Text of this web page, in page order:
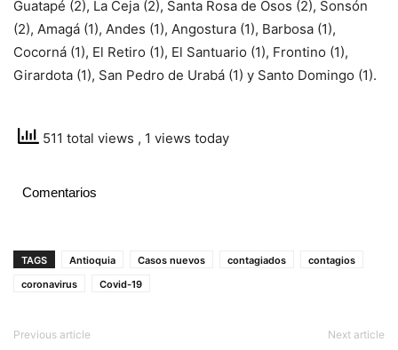
Guatapé (2), La Ceja (2), Santa Rosa de Osos (2), Sonsón
(2), Amagá (1), Andes (1), Angostura (1), Barbosa (1),
Cocorná (1), El Retiro (1), El Santuario (1), Frontino (1),
Girardota (1), San Pedro de Urabá (1) y Santo Domingo (1).
511 total views , 1 views today
Comentarios
TAGS Antioquia Casos nuevos contagiados
contagios
coronavirus
Covid-19
Previous article Next article